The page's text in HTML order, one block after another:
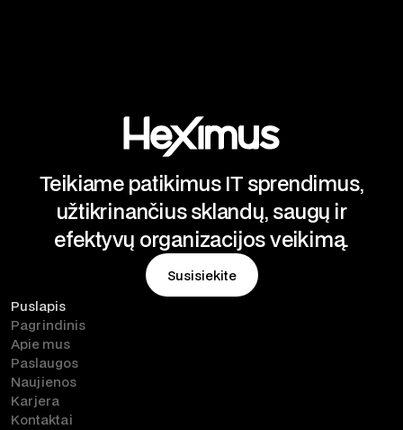
Teikiame patikimus IT sprendimus,
užtikrinančius sklandų, saugų ir
efektyvų organizacijos veikimą.
Susisiekite
Puslapis
Pagrindinis
Apie mus
Paslaugos
Naujienos
Karjera
Kontaktai